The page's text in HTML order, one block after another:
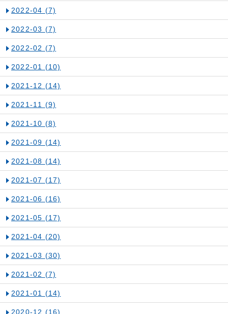
2022-04 (7)
2022-03 (7)
2022-02 (7)
2022-01 (10)
2021-12 (14)
2021-11 (9)
2021-10 (8)
2021-09 (14)
2021-08 (14)
2021-07 (17)
2021-06 (16)
2021-05 (17)
2021-04 (20)
2021-03 (30)
2021-02 (7)
2021-01 (14)
2020-12 (16)